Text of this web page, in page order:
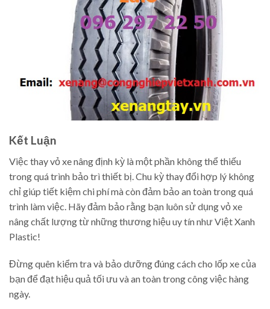
Kết Luận
Việc thay vỏ xe nâng định kỳ là một phần không thể thiếu
trong quá trình bảo trì thiết bị. Chu kỳ thay đổi hợp lý không
chỉ giúp tiết kiệm chi phí mà còn đảm bảo an toàn trong quá
trình làm việc. Hãy đảm bảo rằng bạn luôn sử dụng vỏ xe
nâng chất lượng từ những thương hiệu uy tín như Việt Xanh
Plastic!
Đừng quên kiểm tra và bảo dưỡng đúng cách cho lốp xe của
bạn để đạt hiệu quả tối ưu và an toàn trong công việc hàng
ngày.